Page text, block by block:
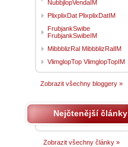
NubbjlopVendaIM
PlixplixDat PlixplixDatIM
FrubjankSwibe
FrubjankSwibeIM
MibbblizRal MibbblizRalIM
VlimglopTop VlimglopTopIM
Zobrazit všechny bloggery »
Nejčtenější články
Zobrazit všechny články »